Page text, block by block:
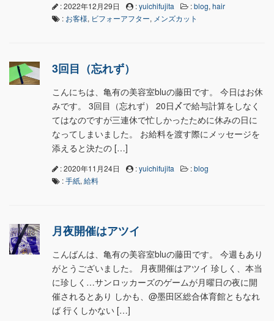
: 2022年12月29日 :yuichifujita :blog, hair
: お客様, ビフォーアフター, メンズカット
3回目（忘れず）
こんにちは、亀有の美容室bluの藤田です。 今日はお休
みです。 3回目（忘れず） 20日〆で給与計算をしなく
てはなのですが三連休で忙しかったために休みの日に
なってしまいました。 お給料を渡す際にメッセージを
添えると決たの […]
: 2020年11月24日 :yuichifujita :blog
:手紙, 給料
月夜開催はアツイ
こんばんは、亀有の美容室bluの藤田です。 今週もあり
がとうございました。 月夜開催はアツイ 珍しく、本当
に珍しく…サンロッカーズのゲームが月曜日の夜に開
催されるとあり しかも、@墨田区総合体育館ともなれ
ば 行くしかない […]